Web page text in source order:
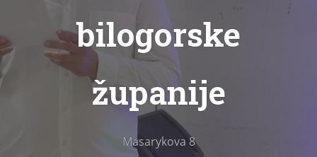
bilogorske
županije
Masarykova 8